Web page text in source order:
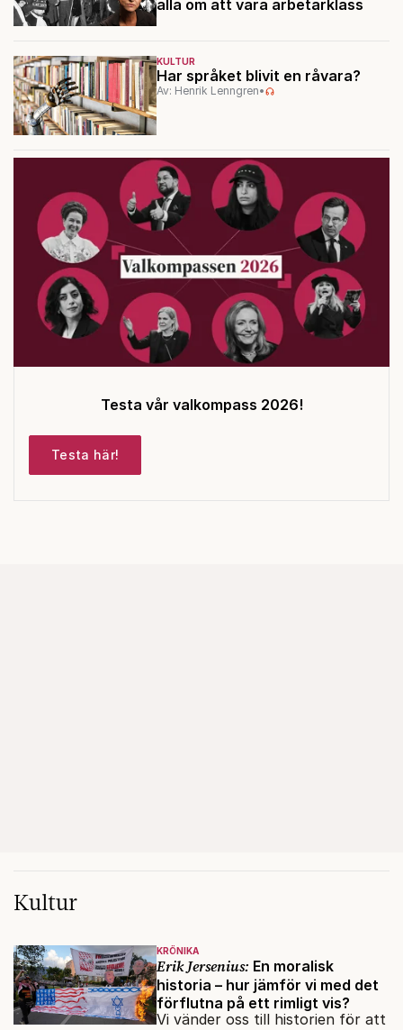
alla om att vara arbetarklass
KULTUR
Har språket blivit en råvara?
Av: Henrik Lenngren•
Testa vår valkompass 2026!
Testa här!
Kultur
KRÖNIKA
Erik Jersenius: En moralisk
historia – hur jämför vi med det
förflutna på ett rimligt vis?
Vi vänder oss till historien för att